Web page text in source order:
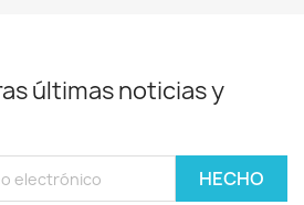
últimas noticias y